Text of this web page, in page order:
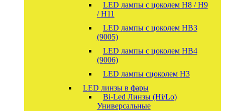
LED лампы с цоколем H8 / H9
/ H11
LED лампы с цоколем HB3
(9005)
LED лампы с цоколем HB4
(9006)
LED лампы сцоколем H3
LED линзы в фары
Bi-Led Линзы (Hi/Lo)
Универсальные